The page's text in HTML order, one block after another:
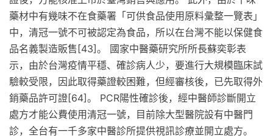
藥材中有幾味不在食藥署「可供食品使用原料彙整一覽表」
中，清冠一號不可被認定為食品，所以在台灣不能以保健食
品名義製造販售[43]。 國家中醫藥研究所所長蘇奕彰表
示，由於台灣疫情平穩、確診病人少，要進行大規模臨床試
驗較受限，因此取得藥證較困難，但經審核後，已先取得外
銷藥品許可證[64]。 PCR陽性確診後，經中醫師診斷開立
處方才能公費使用清冠一號，目前除大型醫院設有中醫門
診，全台有一千多家中醫診所提供視訊診療並開立處方。